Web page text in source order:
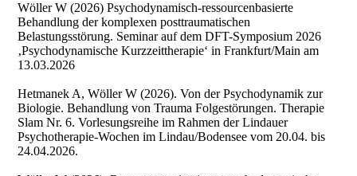
Wöller W (2026) Psychodynamisch-ressourcenbasierte
Behandlung der komplexen posttraumatischen
Belastungsstörung. Seminar auf dem DFT-Symposium 2026
‚Psychodynamische Kurzzeittherapie‘ in Frankfurt/Main am
13.03.2026
Hetmanek A, Wöller W (2026). Von der Psychodynamik zur
Biologie. Behandlung von Trauma Folgestörungen. Therapie
Slam Nr. 6. Vorlesungsreihe im Rahmen der Lindauer
Psychotherapie-Wochen im Lindau/Bodensee vom 20.04. bis
24.04.2026.